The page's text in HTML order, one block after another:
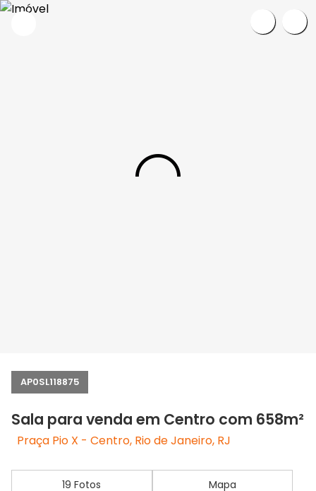
AP0SL118875
Sala para venda em Centro com 658m²
Praça Pio X - Centro, Rio de Janeiro, RJ
19 Fotos Mapa